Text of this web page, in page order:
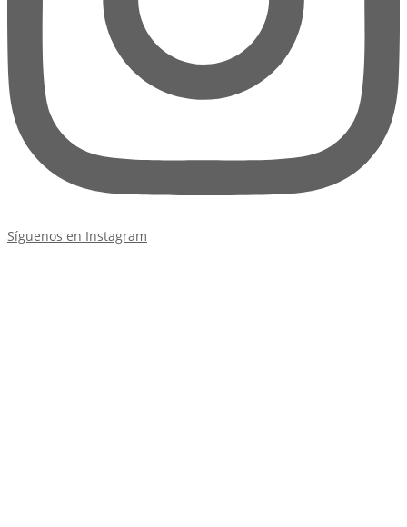
Síguenos en Instagram